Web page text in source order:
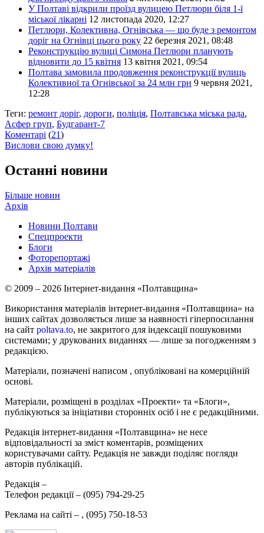
У Полтаві відкрили проїзд вулицею Петлюри біля 1-ї
міської лікарні 12 листопада 2020, 12:27
Петлюри, Колективна, Огнівська — що буде з ремонтом
доріг на Огнівці цього року 22 березня 2021, 08:48
Реконструкцію вулиці Симона Петлюри планують
відновити до 15 квітня 13 квітня 2021, 09:54
Полтава замовила продовження реконструкції вулиць
Колективної та Огнівської за 24 млн грн 9 червня 2021,
12:28
Теги: ремонт доріг, дороги, поліція, Полтавська міська рада,
Асфер груп, Будгарант-7
Коментарі (21)
Вислови свою думку!
Останні новини
Більше новин
Архів
Новини Полтави
Спецпроекти
Блоги
Фоторепортажі
Архів матеріалів
© 2009 – 2026 Інтернет-видання «Полтавщина»
Використання матеріалів інтернет-видання «Полтавщина» на
інших сайтах дозволяється лише за наявності гіперпосилання
на сайт poltava.to, не закритого для індексації пошуковими
системами; у друкованих виданнях — лише за погодженням з
редакцією.
Матеріали, позначені написом , опубліковані на комерційній
основі.
Матеріали, розміщені в розділах «Проекти» та «Блоги»,
публікуються за ініціативи сторонніх осіб і не є редакційними.
Редакція інтернет-видання «Полтавщина» не несе
відповідальності за зміст коментарів, розміщених
користувачами сайту. Редакція не завжди поділяє погляди
авторів публікацій.
Редакція –
Телефон редакції – (095) 794-29-25
Реклама на сайті – , (095) 750-18-53